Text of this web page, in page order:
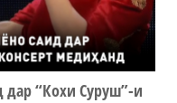
“Кохи Суруш”-и